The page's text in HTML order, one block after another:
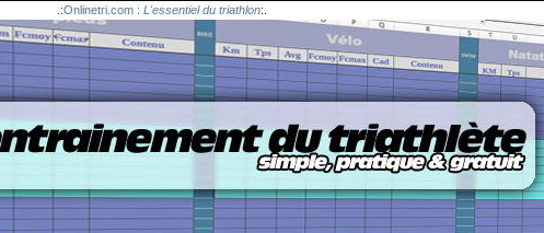
.:Onlinetri.com : L'essentiel du triathlon:.